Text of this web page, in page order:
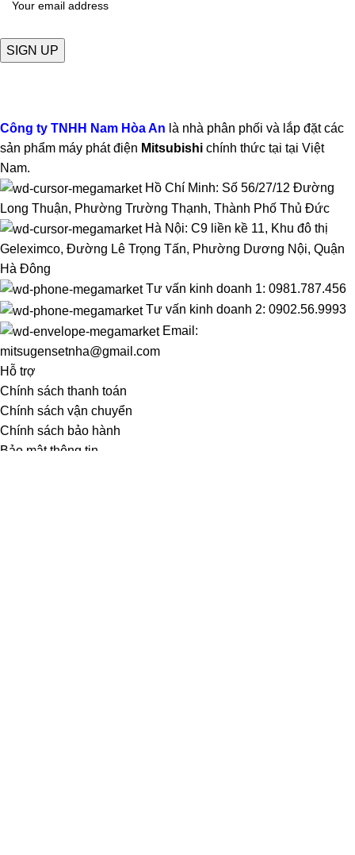
Công ty TNHH Nam Hòa An là nhà phân phối và lắp đặt các
sản phẩm máy phát điện Mitsubishi chính thức tại tại Việt
Nam.
Hồ Chí Minh: Số 56/27/12 Đường
Long Thuận, Phường Trường Thạnh, Thành Phố Thủ Đức
Hà Nội: C9 liền kề 11, Khu đô thị
Geleximco, Đường Lê Trọng Tấn, Phường Dương Nội, Quận
Hà Đông
Tư vấn kinh doanh 1: 0981.787.456
Tư vấn kinh doanh 2: 0902.56.9993
Email:
mitsugensetnha@gmail.com
Hỗ trợ
Chính sách thanh toán
Chính sách vận chuyển
Chính sách bảo hành
Bảo mật thông tin